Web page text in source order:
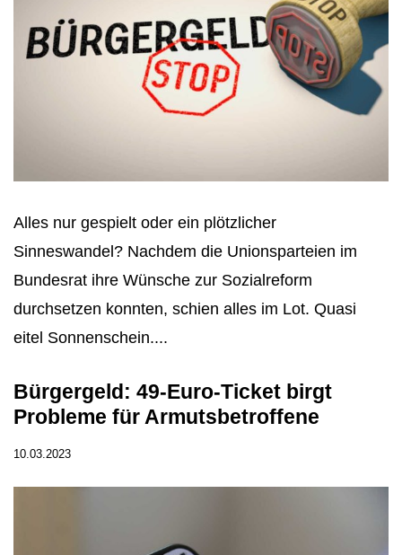
Alles nur gespielt oder ein plötzlicher
Sinneswandel? Nachdem die Unionsparteien im
Bundesrat ihre Wünsche zur Sozialreform
durchsetzen konnten, schien alles im Lot. Quasi
eitel Sonnenschein....
Bürgergeld: 49-Euro-Ticket birgt
Probleme für Armutsbetroffene
10.03.2023